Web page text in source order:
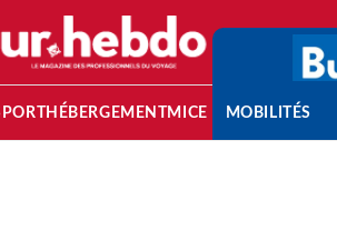
HÉBERGEMENTMICE MOBILITÉS